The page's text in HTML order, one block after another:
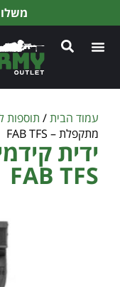
משלוח
עמוד הבית/ תוספות
מתקפלת – FAB TFS
ידית
FAB TFS